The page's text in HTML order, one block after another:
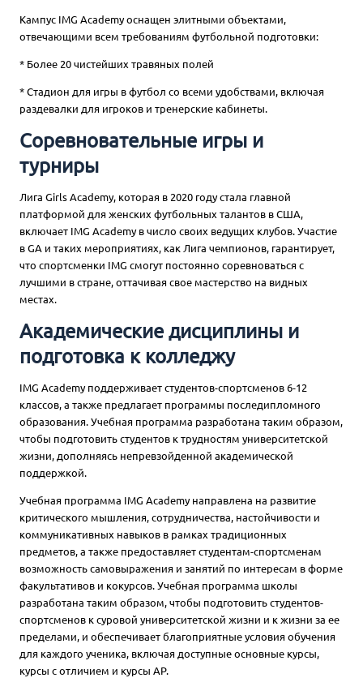
Кампус IMG Academy оснащен элитными объектами,
отвечающими всем требованиям футбольной подготовки:
* Более 20 чистейших травяных полей
* Стадион для игры в футбол со всеми удобствами, включая
раздевалки для игроков и тренерские кабинеты.
Соревновательные игры и
турниры
Лига Girls Academy, которая в 2020 году стала главной
платформой для женских футбольных талантов в США,
включает IMG Academy в число своих ведущих клубов. Участие
в GA и таких мероприятиях, как Лига чемпионов, гарантирует,
что спортсменки IMG смогут постоянно соревноваться с
лучшими в стране, оттачивая свое мастерство на видных
местах.
Академические дисциплины и
подготовка к колледжу
IMG Academy поддерживает студентов-спортсменов 6-12
классов, а также предлагает программы последипломного
образования. Учебная программа разработана таким образом,
чтобы подготовить студентов к трудностям университетской
жизни, дополняясь непревзойденной академической
поддержкой.
Учебная программа IMG Academy направлена на развитие
критического мышления, сотрудничества, настойчивости и
коммуникативных навыков в рамках традиционных
предметов, а также предоставляет студентам-спортсменам
возможность самовыражения и занятий по интересам в форме
факультативов и кокурсов. Учебная программа школы
разработана таким образом, чтобы подготовить студентов-
спортсменов к суровой университетской жизни и к жизни за ее
пределами, и обеспечивает благоприятные условия обучения
для каждого ученика, включая доступные основные курсы,
курсы с отличием и курсы AP.